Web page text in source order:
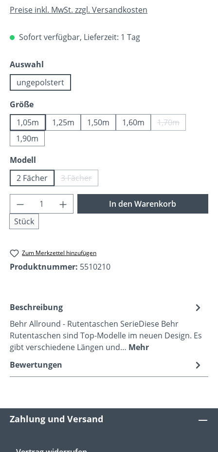
Preise inkl. MwSt. zzgl. Versandkosten
Sofort verfügbar, Lieferzeit: 1 Tag
Auswahl
ungepolstert
Größeauswählen
1,05m
1,25m 1,50m 1,60m 1,70m(Diese Option
1,90m
Modell
2 Fächer
3 Fächer(Diese Option ist zurzeit nicht verfügbar.)
Produkt Anzahl: Gib den gewünschten
Stück
In den Warenkorb
Zum Merkzettel hinzufügen
Produktnummer: 5510210
Beschreibung
Behr Allround - Rutentaschen SerieDiese Behr
Rutentaschen sind Top-Modelle im neuen Design. Es
gibt verschiedene Längen und… Mehr
Bewertungen
Zahlung und Versand